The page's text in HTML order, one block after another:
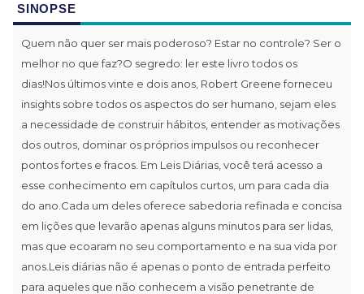
SINOPSE
Quem não quer ser mais poderoso? Estar no controle? Ser o
melhor no que faz?O segredo: ler este livro todos os
dias!Nos últimos vinte e dois anos, Robert Greene forneceu
insights sobre todos os aspectos do ser humano, sejam eles
a necessidade de construir hábitos, entender as motivações
dos outros, dominar os próprios impulsos ou reconhecer
pontos fortes e fracos. Em Leis Diárias, você terá acesso a
esse conhecimento em capítulos curtos, um para cada dia
do ano.Cada um deles oferece sabedoria refinada e concisa
em lições que levarão apenas alguns minutos para ser lidas,
mas que ecoaram no seu comportamento e na sua vida por
anos.Leis diárias não é apenas o ponto de entrada perfeito
para aqueles que não conhecem a visão penetrante de